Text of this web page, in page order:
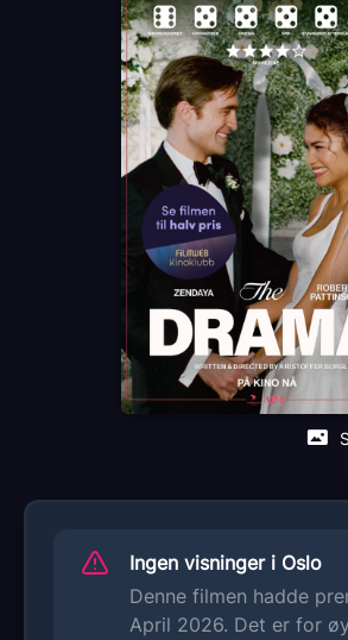
Romantikk
Nordisk Film Distribusjon
Ingen visninger i Oslo
Denne filmen hadde
April 2026. Det er for